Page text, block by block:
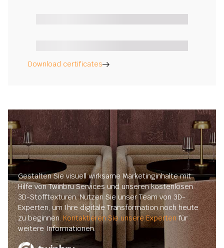
Download certificates
Gestalten Sie visuell wirksame Marketinginhalte mit
Hilfe von Twinbru Services und unseren kostenlosen
3D-Stofftexturen. Nutzen Sie unser Team von 3D-
Experten, um Ihre digitale Transformation noch heute
zu beginnen.Kontaktieren Sie unsere Expertenfür
weitere Informationen.